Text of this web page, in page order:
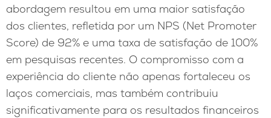
abordagem resultou em uma maior satisfação
dos clientes, refletida por um NPS (Net Promoter
Score) de 92% e uma taxa de satisfação de 100%
em pesquisas recentes. O compromisso com a
experiência do cliente não apenas fortaleceu os
laços comerciais, mas também contribuiu
significativamente para os resultados financeiros